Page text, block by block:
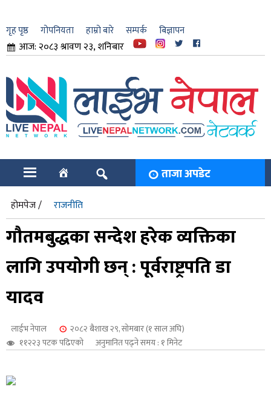
गृह पृष्ठ गोपनियता हाम्रो बारे सम्पर्क बिज्ञापन
आज: २०८३ श्रावण २३, शनिबार
ताजा अपडेट
होमपेज / राजनीति
गौतमबुद्धका सन्देश हरेक व्यक्तिका
लागि उपयोगी छन् : पूर्वराष्ट्रपति डा
यादव
लाईभ नेपाल
२०८२ बैशाख २९, सोमबार (१ साल अघि)
११२२३ पटक पढिएको
अनुमानित पढ्ने समय : १ मिनेट